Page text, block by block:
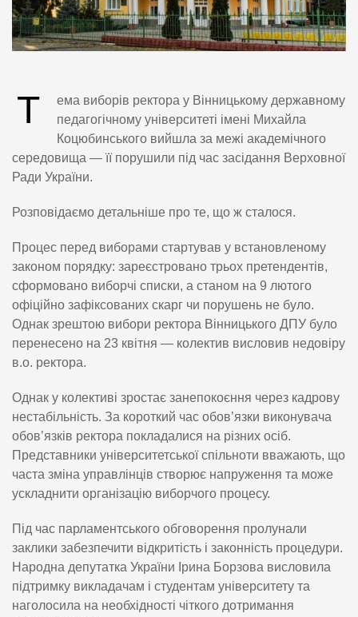
Т
ема виборів ректора у Вінницькому державному
педагогічному університеті імені Михайла
Коцюбинського вийшла за межі академічного
середовища — її порушили під час засідання Верховної
Ради України.
Розповідаємо детальніше про те, що ж сталося.
Процес перед виборами стартував у встановленому
законом порядку: зареєстровано трьох претендентів,
сформовано виборчі списки, а станом на 9 лютого
офіційно зафіксованих скарг чи порушень не було.
Однак зрештою вибори ректора Вінницького ДПУ було
перенесено на 23 квітня — колектив висловив недовіру
в.о. ректора.
Однак у колективі зростає занепокоєння через кадрову
нестабільність. За короткий час обов’язки виконувача
обов’язків ректора покладалися на різних осіб.
Представники університетської спільноти вважають, що
часта зміна управлінців створює напруження та може
ускладнити організацію виборчого процесу.
Під час парламентського обговорення пролунали
заклики забезпечити відкритість і законність процедури.
Народна депутатка України Ірина Борзова висловила
підтримку викладачам і студентам університету та
наголосила на необхідності чіткого дотримання